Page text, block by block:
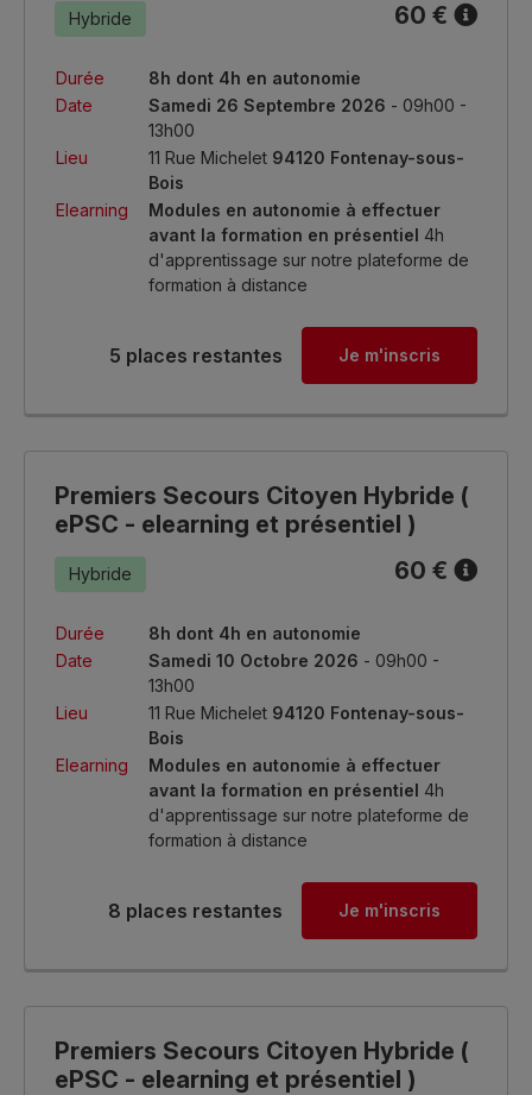
Hybride 60 €
Durée
8h dont 4h en autonomie
Date
Samedi 26 Septembre 2026 - 09h00 -
13h00
Lieu
11 Rue Michelet 94120 Fontenay-sous-
Bois
Elearning
Modules en autonomie à effectuer
avant la formation en présentiel 4h
d'apprentissage sur notre plateforme de
formation à distance
5 places restantes Je m'inscris
Premiers Secours Citoyen Hybride (
ePSC - elearning et présentiel )
Hybride 60 €
Durée
8h dont 4h en autonomie
Date
Samedi 10 Octobre 2026 - 09h00 -
13h00
Lieu
11 Rue Michelet 94120 Fontenay-sous-
Bois
Elearning
Modules en autonomie à effectuer
avant la formation en présentiel 4h
d'apprentissage sur notre plateforme de
formation à distance
8 places restantes Je m'inscris
Premiers Secours Citoyen Hybride (
ePSC - elearning et présentiel )